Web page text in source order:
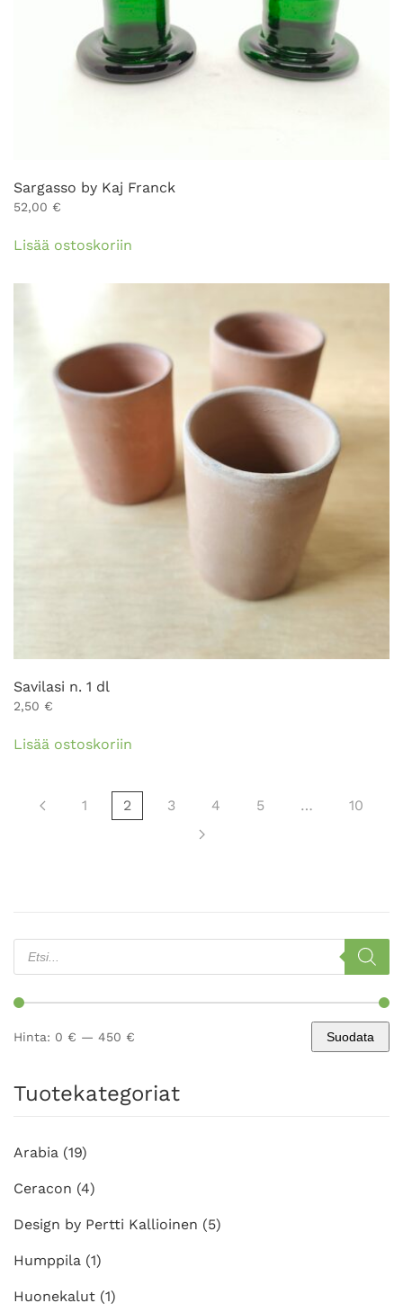
Sargasso by Kaj Franck
52,00 €
Lisää ostoskoriin
Savilasi n. 1 dl
2,50 €
Lisää ostoskoriin
1 2 3 4 5 … 10
Products
search
Minimihinta
Maksimihinta
Suodata
Hinta: 0 € — 450 €
Tuotekategoriat
Arabia (19)
Ceracon (4)
Design by Pertti Kallioinen (5)
Humppila (1)
Huonekalut (1)